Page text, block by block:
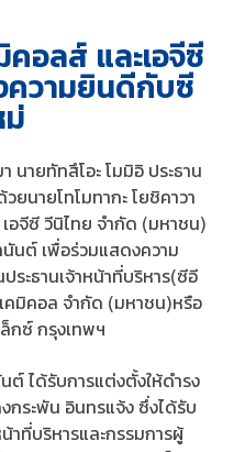
คอลส์ และเอจีซี
ความยินดีกับซี
ม่
นายทัทสึโอะ โมมิอิ ประธาน
ยนายโทโมทากะ โยชิคาวา
อจีซี วีนิไทย จำกัด (มหาชน)
นต์ เพื่อร่วมแสดงความ
ระธานเจ้าหน้าที่บริหาร(ซีอี
คมิคอล จำกัด (มหาชน)หรือ
กซ์ กรุงเทพฯ
ต์ ได้รับการแต่งตั้งให้ดำรง
กระพัน อินทรแจ้ง ซึ่งได้รับ
าที่บริหารและกรรมการผู้